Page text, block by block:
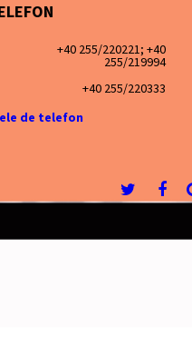
+40 255/220221; +40
255/219994
+40 255/220333
de telefon